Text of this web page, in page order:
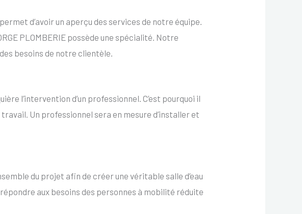
d’avoir un aperçu des services de notre équipe.
PLOMBERIE possède une spécialité. Notre
besoins de notre clientèle.
l’intervention d’un professionnel. C’est pourquoi il
Un professionnel sera en mesure d’installer et
du projet afin de créer une véritable salle d’eau
aux besoins des personnes à mobilité réduite